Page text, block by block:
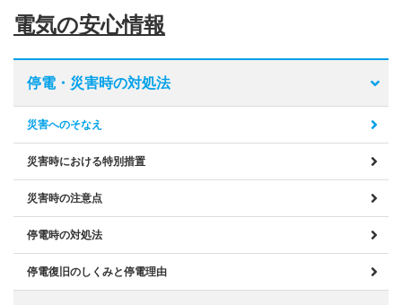
電気の安心情報
停電・災害時の対処法
災害へのそなえ
災害時における特別措置
災害時の注意点
停電時の対処法
停電復旧のしくみと停電理由